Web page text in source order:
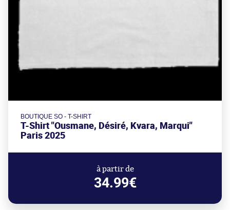
BOUTIQUE SO - T-SHIRT
T-Shirt "Ousmane, Désiré, Kvara, Marqui"
Paris 2025
à partir de
34.99€